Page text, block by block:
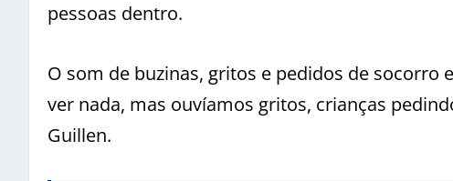
pessoas dentro.
O som de buzinas, gritos e pedidos de socorro
ver nada, mas ouvíamos gritos, crianças
Guillen.